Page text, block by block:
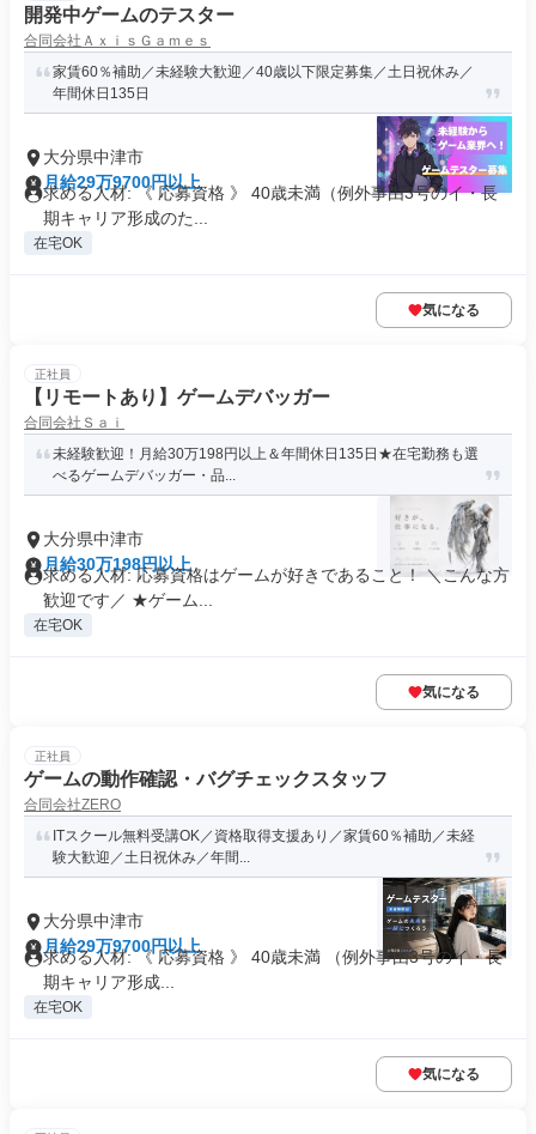
開発中ゲームのテスター
合同会社ＡｘｉｓＧａｍｅｓ
家賃60％補助／未経験大歓迎／40歳以下限定募集／土日祝休み／
年間休日135日
大分県中津市
月給29万9700円以上
求める人材: 《 応募資格 》 40歳未満（例外事由3号のイ・長
期キャリア形成のた...
在宅OK
気になる
正社員
【リモートあり】ゲームデバッガー
合同会社Ｓａｉ
未経験歓迎！月給30万198円以上＆年間休日135日★在宅勤務も選
べるゲームデバッガー・品...
大分県中津市
月給30万198円以上
求める人材: 応募資格はゲームが好きであること！ ＼こんな方
歓迎です／ ★ゲーム...
在宅OK
気になる
正社員
ゲームの動作確認・バグチェックスタッフ
合同会社ZERO
ITスクール無料受講OK／資格取得支援あり／家賃60％補助／未経
験大歓迎／土日祝休み／年間...
大分県中津市
月給29万9700円以上
求める人材: 《 応募資格 》 40歳未満 （例外事由3号のイ・長
期キャリア形成...
在宅OK
気になる